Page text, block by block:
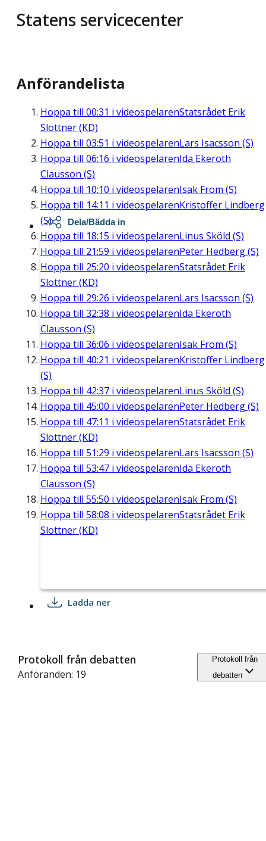
Statens servicecenter
Anförandelista
Hoppa till 00:31 i videospelarenStatsrådet Erik
Slottner (KD)
Hoppa till 03:51 i videospelarenLars Isacsson (S)
Hoppa till 06:16 i videospelarenIda Ekeroth
Clausson (S)
Hoppa till 10:10 i videospelarenIsak From (S)
Hoppa till 14:11 i videospelarenKristoffer Lindberg
(S)
Hoppa till 18:15 i videospelarenLinus Sköld (S)
Hoppa till 21:59 i videospelarenPeter Hedberg (S)
Hoppa till 25:20 i videospelarenStatsrådet Erik
Slottner (KD)
Hoppa till 29:26 i videospelarenLars Isacsson (S)
Hoppa till 32:38 i videospelarenIda Ekeroth
Clausson (S)
Hoppa till 36:06 i videospelarenIsak From (S)
Hoppa till 40:21 i videospelarenKristoffer Lindberg
(S)
Hoppa till 42:37 i videospelarenLinus Sköld (S)
Hoppa till 45:00 i videospelarenPeter Hedberg (S)
Hoppa till 47:11 i videospelarenStatsrådet Erik
Slottner (KD)
Hoppa till 51:29 i videospelarenLars Isacsson (S)
Hoppa till 53:47 i videospelarenIda Ekeroth
Clausson (S)
Hoppa till 55:50 i videospelarenIsak From (S)
Hoppa till 58:08 i videospelarenStatsrådet Erik
Slottner (KD)
Dela/Bädda in
Ladda ner
Protokoll från debatten
Anföranden: 19
Protokoll från
debatten